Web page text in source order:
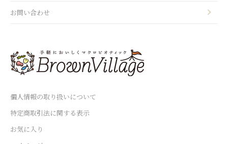
個人情報の取り扱いについて
特定商取引法に関する表示
お気に入り
お問い合わせ